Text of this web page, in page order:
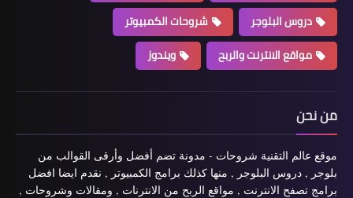
دروس البلوجر
شروحات الكمبيوتر
مواقع الانترنت والربح
ويندوز
من نحن
موقع عالم التقنية شروحات - مدونة تضم أفضل وأرقى القوالب من
بلوجر , دروس البلوجر , منها كذلك برامج الكمبيوتر , نقدم ايضا افضل
برامج تصفح الانترنت , مواقع الربح من الانترنات , ومقالات وشروحات ,